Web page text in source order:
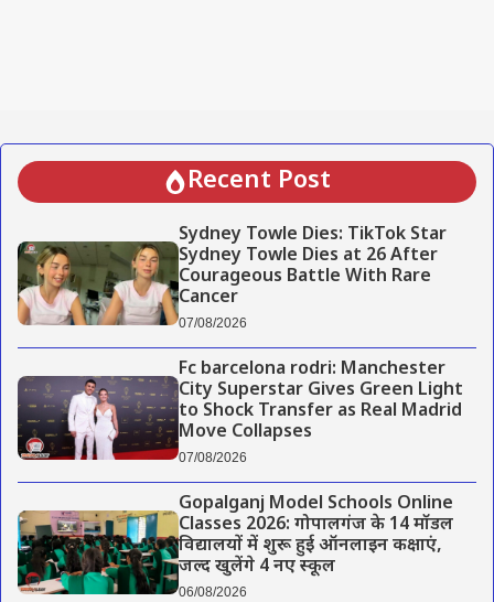
Recent Post
Sydney Towle Dies: TikTok Star
Sydney Towle Dies at 26 After
Courageous Battle With Rare
Cancer
07/08/2026
Fc barcelona rodri: Manchester
City Superstar Gives Green Light
to Shock Transfer as Real Madrid
Move Collapses
07/08/2026
Gopalganj Model Schools Online
Classes 2026: गोपालगंज के 14 मॉडल
विद्यालयों में शुरू हुई ऑनलाइन कक्षाएं,
जल्द खुलेंगे 4 नए स्कूल
06/08/2026